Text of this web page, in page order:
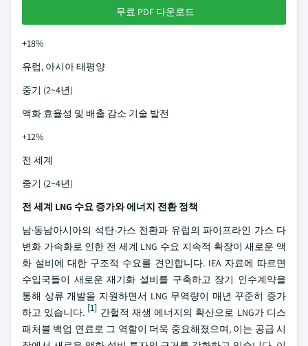
무료 PDF 다운로드
+18%
유럽, 아시아 태평양
중기 (2~4년)
액화 효율성 및 배출 감소 기술 발전
+12%
전 세계
중기 (2~4년)
전 세계 LNG 수요 증가와 에너지 전환 정책
남·동남아시아의 석탄-가스 전환과 유럽의 파이프라인 가스 다
변화 가속화로 인한 전 세계 LNG 수요 지속적 확장이 새로운 액
화 설비에 대한 구조적 수요를 견인합니다. IEA 자료에 따르면
수입국들이 새로운 재기화 설비를 구축하고 장기 인수계약을
통해 상류 개발을 지원하면서 LNG 무역량이 매년 꾸준히 증가
하고 있습니다. [1] 간헐적 재생 에너지의 확산으로 LNG가 디스
패처블 백업 연료로 그 역할이 더욱 중요해졌으며, 이는 공급 시